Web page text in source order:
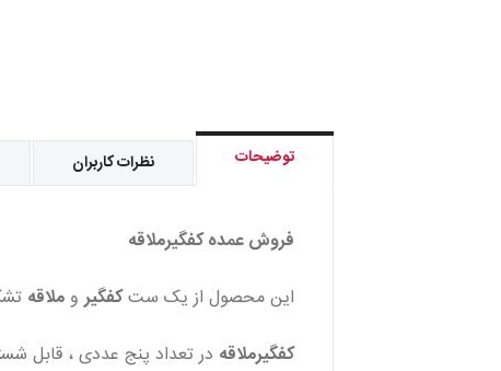
توضیحات نظرات کاربران
فروش عمده کفگیرملاقه
این محصول از یک ستکفگیروملاقه
کفگیرملاقه در تعداد پنج عددی ، قابل